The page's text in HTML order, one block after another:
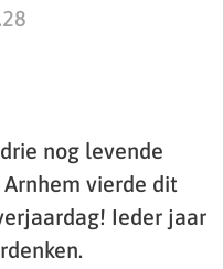
nog levende
vierde dit
Ieder jaar